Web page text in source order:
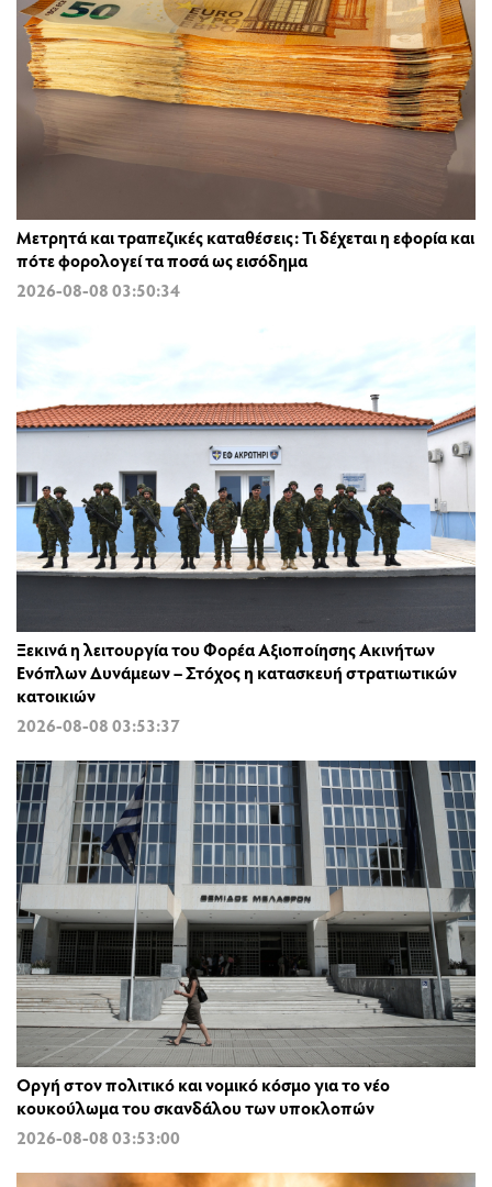
Μετρητά και τραπεζικές καταθέσεις: Τι δέχεται η εφορία και
πότε φορολογεί τα ποσά ως εισόδημα
2026-08-08 03:50:34
Ξεκινά η λειτουργία του Φορέα Αξιοποίησης Ακινήτων
Ενόπλων Δυνάμεων – Στόχος η κατασκευή στρατιωτικών
κατοικιών
2026-08-08 03:53:37
Οργή στον πολιτικό και νομικό κόσμο για το νέο
κουκούλωμα του σκανδάλου των υποκλοπών
2026-08-08 03:53:00